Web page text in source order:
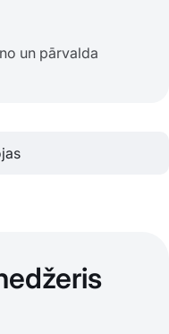
un pārvalda